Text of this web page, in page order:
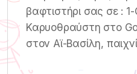
βαφτιστήρι σας σε :
Καρυοθραύστη στο
στον Αϊ-Βασίλη,